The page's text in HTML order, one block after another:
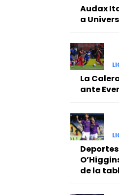
Audax
a
La
ante
de la